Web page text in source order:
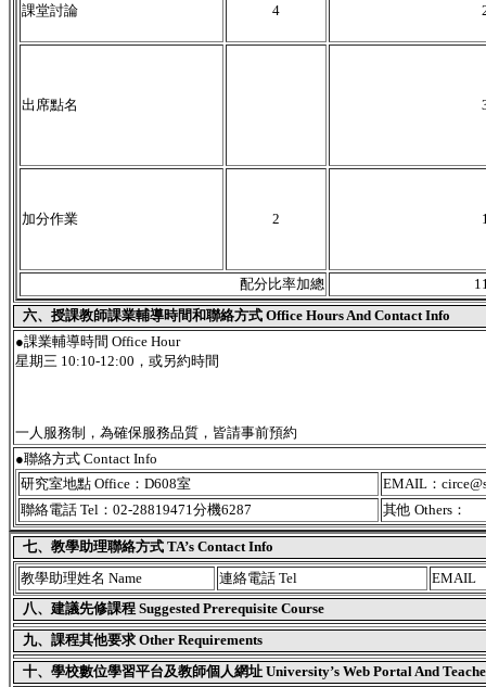
課堂討論 4
出席點名
加分作業 2
配分比率加總
六、授課教師課業輔導時間和聯絡方式 Office Hours And Contact Info
●課業輔導時間 Office Hour
星期三 10:10-12:00，或另約時間
一人服務制，為確保服務品質，皆請事前預約
●聯絡方式 Contact Info
研究室地點 Office：D608室
EMAIL：
聯絡電話 Tel：02-28819471分機6287
其他 Others：
七、教學助理聯絡方式 TA’s Contact Info
教學助理姓名 Name
連絡電話 Tel
EMAIL
八、建議先修課程 Suggested Prerequisite Course
九、課程其他要求 Other Requirements
十、學校數位學習平台及教師個人網址 University’s Web Portal And